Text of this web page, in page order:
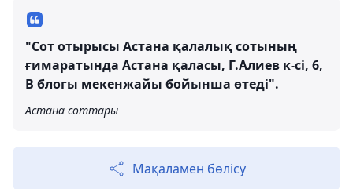
"Сот отырысы Астана қалалық сотының
ғимаратында Астана қаласы, Г.Алиев к-сі, 6,
В блогы мекенжайы бойынша өтеді".
Астана соттары
Мақаламен бөлісу